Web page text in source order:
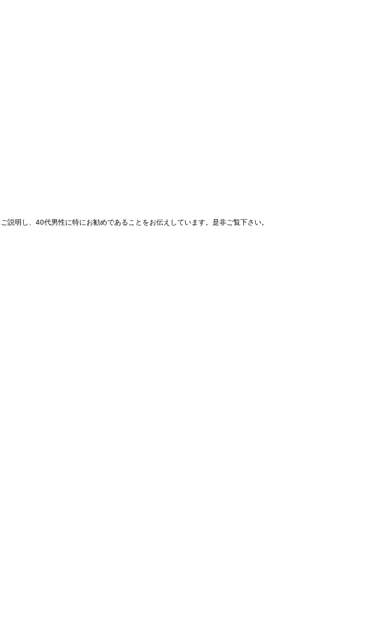
明し、40代男性に特にお勧めであることをお伝えしています。是非ご覧下さい。